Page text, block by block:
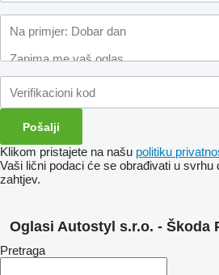
Klikom pristajete na našu politiku
Vaši lični podaci će se obrađivati ​​u svrhu
zahtjev.
Oglasi Autostyl s.r.o. - Škoda
Pretraga